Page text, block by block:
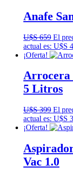
Anafe
U$S659 El
actual es: U$S
¡Oferta!
Arrocera
5 Litros
U$S399 El
actual es: U$S
¡Oferta!
Vac 1.0